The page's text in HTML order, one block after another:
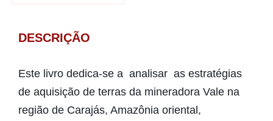
DESCRIÇÃO
Este livro dedica-se a analisar as estratégias
de aquisição de terras da mineradora Vale na
região de Carajás, Amazônia oriental,